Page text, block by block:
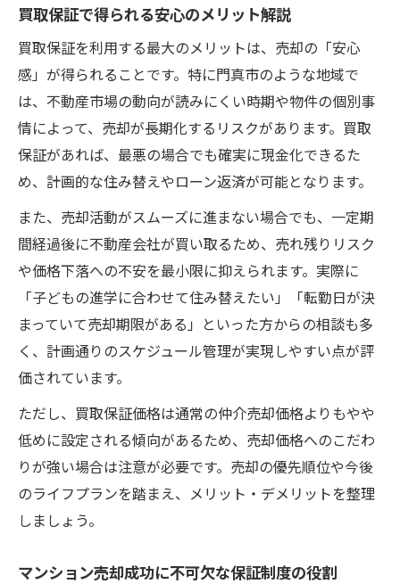
める
買取保証が売却時期の悩みをスムーズに解
決
住み替え時に役立つ買取保証の使い方
マンション売却で損をしないタイミング判
断
資産価値を守るマンション売却実践ガイド
マンション売却で資産価値を最大限に守る
方法
買取保証が実現する安心の資産運用術
マンション売却で押さえるべき査定のコツ
資産価値維持に役立つ保証制度の活用法
マンション売却の実践例から学ぶ成功法則
納得価格で売れるための買取保証活用術
マンション売却で納得価格を得るための極
意
買取保証が価格交渉を有利に進める理由
納得できる売却価格を実現する手法
買取保証で得られる安心のメリット解説
買取保証を利用する最大のメリットは、売却の「安心
感」が得られることです。特に門真市のような地域で
は、不動産市場の動向が読みにくい時期や物件の個別事
情によって、売却が長期化するリスクがあります。買取
保証があれば、最悪の場合でも確実に現金化できるた
め、計画的な住み替えやローン返済が可能となります。
また、売却活動がスムーズに進まない場合でも、一定期
間経過後に不動産会社が買い取るため、売れ残りリスク
や価格下落への不安を最小限に抑えられます。実際に
「子どもの進学に合わせて住み替えたい」「転勤日が決
まっていて売却期限がある」といった方からの相談も多
く、計画通りのスケジュール管理が実現しやすい点が評
価されています。
ただし、買取保証価格は通常の仲介売却価格よりもやや
低めに設定される傾向があるため、売却価格へのこだわ
りが強い場合は注意が必要です。売却の優先順位や今後
のライフプランを踏まえ、メリット・デメリットを整理
しましょう。
マンション売却成功に不可欠な保証制度の役割